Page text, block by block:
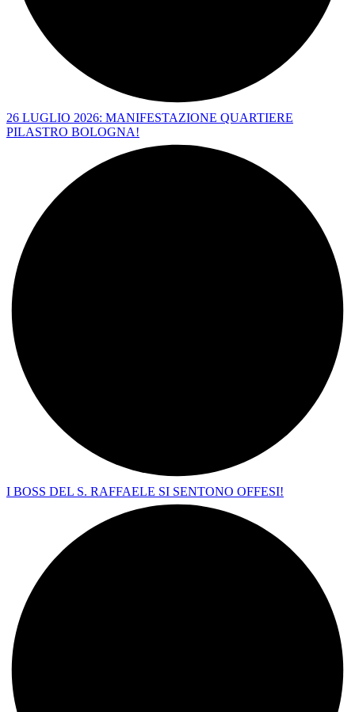
26 LUGLIO 2026: MANIFESTAZIONE QUARTIERE
PILASTRO BOLOGNA!
I BOSS DEL S. RAFFAELE SI SENTONO OFFESI!